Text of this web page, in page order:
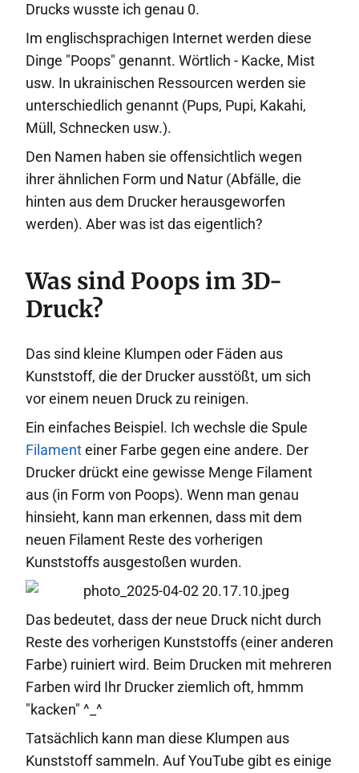
Drucks wusste ich genau 0.
Im englischsprachigen Internet werden diese
Dinge "Poops" genannt. Wörtlich - Kacke, Mist
usw. In ukrainischen Ressourcen werden sie
unterschiedlich genannt (Pups, Pupi, Kakahi,
Müll, Schnecken usw.).
Den Namen haben sie offensichtlich wegen
ihrer ähnlichen Form und Natur (Abfälle, die
hinten aus dem Drucker herausgeworfen
werden). Aber was ist das eigentlich?
Was sind Poops im 3D-
Druck?
Das sind kleine Klumpen oder Fäden aus
Kunststoff, die der Drucker ausstößt, um sich
vor einem neuen Druck zu reinigen.
Ein einfaches Beispiel. Ich wechsle die Spule
Filamenteiner Farbe gegen eine andere. Der
Drucker drückt eine gewisse Menge Filament
aus (in Form von Poops). Wenn man genau
hinsieht, kann man erkennen, dass mit dem
neuen Filament Reste des vorherigen
Kunststoffs ausgestoßen wurden.
Das bedeutet, dass der neue Druck nicht durch
Reste des vorherigen Kunststoffs (einer anderen
Farbe) ruiniert wird. Beim Drucken mit mehreren
Farben wird Ihr Drucker ziemlich oft, hmmm
"kacken" ^_^
Tatsächlich kann man diese Klumpen aus
Kunststoff sammeln. Auf YouTube gibt es einige